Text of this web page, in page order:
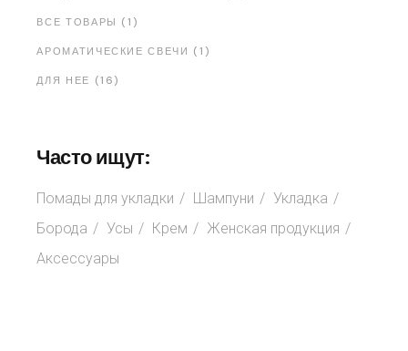
ВСЕ ТОВАРЫ (1)
АРОМАТИЧЕСКИЕ СВЕЧИ (1)
ДЛЯ НЕЕ (16)
Часто ищут:
Помады для укладки Шампуни
Укладка
Борода
Усы Крем
Женская продукция
Аксессуары